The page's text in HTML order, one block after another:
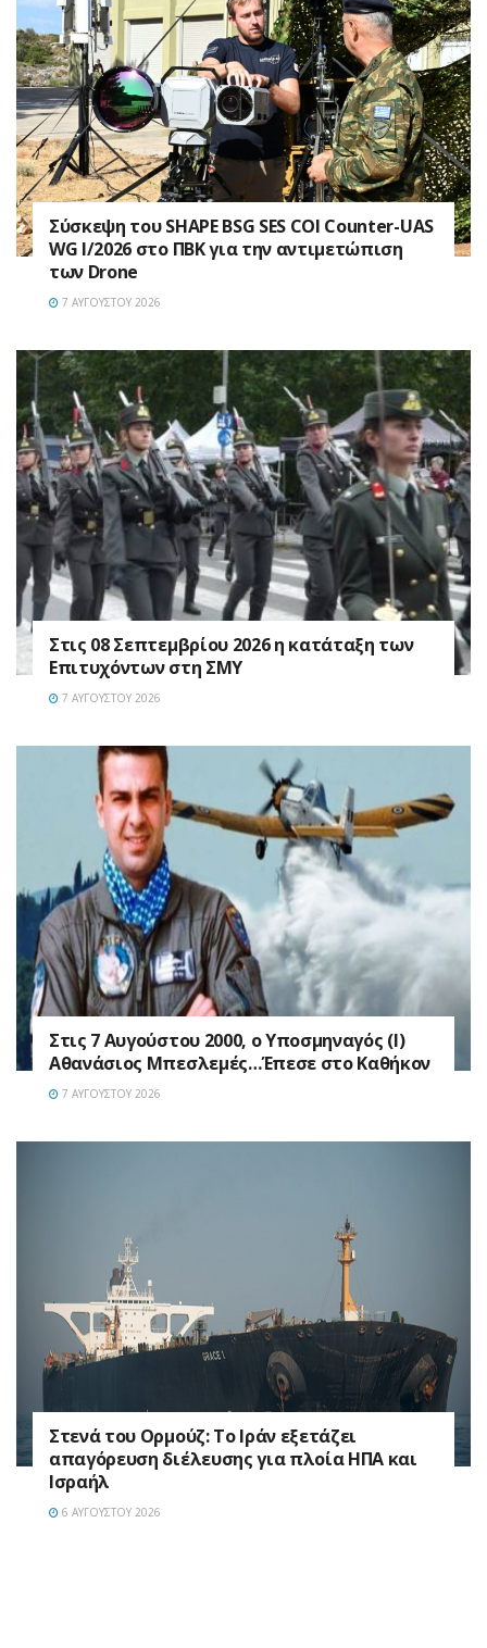
Σύσκεψη του SHAPE BSG SES COI Counter-UAS
WG I/2026 στο ΠΒΚ για την αντιμετώπιση
των Drone
7 ΑΥΓΟΎΣΤΟΥ 2026
Στις 08 Σεπτεμβρίου 2026 η κατάταξη των
Επιτυχόντων στη ΣΜΥ
7 ΑΥΓΟΎΣΤΟΥ 2026
Στις 7 Αυγούστου 2000, ο Υποσμηναγός (Ι)
Αθανάσιος Μπεσλεμές…Έπεσε στο Καθήκον
7 ΑΥΓΟΎΣΤΟΥ 2026
Στενά του Ορμούζ: Το Ιράν εξετάζει
απαγόρευση διέλευσης για πλοία ΗΠΑ και
Ισραήλ
6 ΑΥΓΟΎΣΤΟΥ 2026